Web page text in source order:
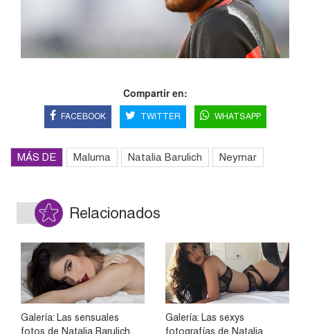
Compartir en:
FACEBOOK TWITTER WHATSAPP
MÁS DE Maluma Natalia Barulich Neymar
Relacionados
Galería: Las sensuales
fotos de Natalia Barulich,
Galería: Las sexys
fotografías de Natalia